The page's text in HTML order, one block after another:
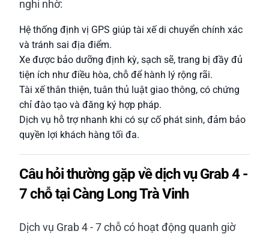
nghi nhờ:
Hệ thống định vị GPS giúp tài xế di chuyển chính xác
và tránh sai địa điểm.
Xe được bảo dưỡng định kỳ, sạch sẽ, trang bị đầy đủ
tiện ích như điều hòa, chỗ để hành lý rộng rãi.
Tài xế thân thiện, tuân thủ luật giao thông, có chứng
chỉ đào tạo và đăng ký hợp pháp.
Dịch vụ hỗ trợ nhanh khi có sự cố phát sinh, đảm bảo
quyền lợi khách hàng tối đa.
Câu hỏi thường gặp về dịch vụ Grab 4 -
7 chỗ tại Càng Long Trà Vinh
Dịch vụ Grab 4 - 7 chỗ có hoạt động quanh giờ